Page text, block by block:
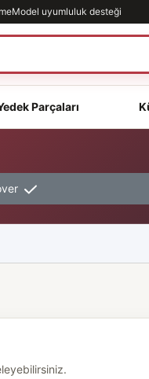
Model uyumluluk desteği
Parçaları